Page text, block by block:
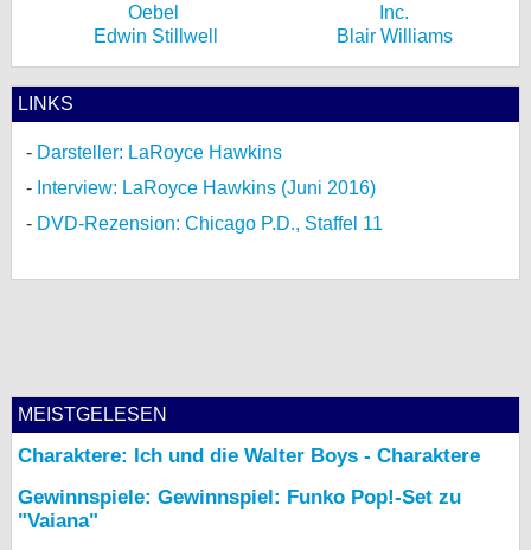
Edwin Stillwell Blair Williams
LINKS
Darsteller: LaRoyce Hawkins
Interview: LaRoyce Hawkins (Juni 2016)
DVD-Rezension: Chicago P.D., Staffel 11
MEISTGELESEN
Charaktere: Ich und die Walter Boys - Charaktere
Gewinnspiele: Gewinnspiel: Funko Pop!-Set zu
"Vaiana"